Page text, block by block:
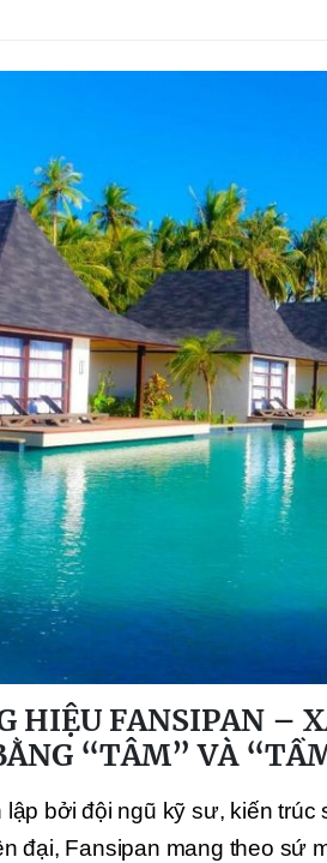
HIỆU FANSIPAN –
“TÂM” VÀ
bởi đội ngũ kỹ sư, kiến trúc
đại, Fansipan mang theo sứ